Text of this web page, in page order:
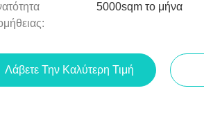
5000sqm το μήνα
Λάβετε Την Καλύτερη Τιμή